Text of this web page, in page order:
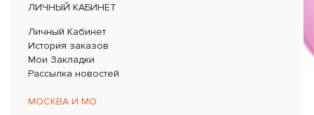
ЛИЧНЫЙ КАБИНЕТ
Личный Кабинет
История заказов
Мои Закладки
Рассылка новостей
МОСКВА И МО